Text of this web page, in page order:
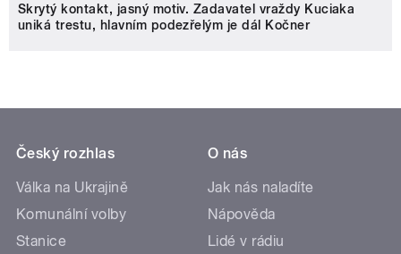
Skrytý kontakt, jasný motiv. Zadavatel vraždy Kuciaka
uniká trestu, hlavním podezřelým je dál Kočner
Český rozhlas
Válka na Ukrajině
Komunální volby
Stanice
O nás
Jak nás naladíte
Nápověda
Lidé v rádiu